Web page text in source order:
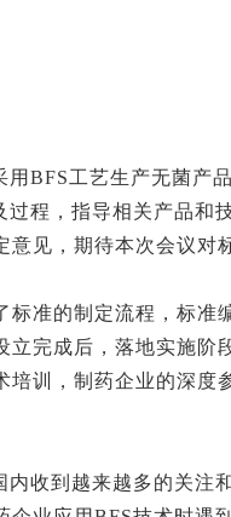
用 BFS工艺生产无菌产
程， 指导相关产品和
意见， 期待本次会议对
标准的制定流程，标准
立完成后，落地实施阶
培训，制药企业的深度
内收到越来越多的关注